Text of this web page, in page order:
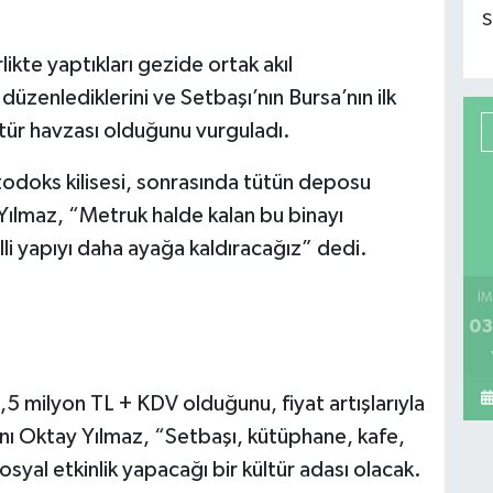
yaptıkları gezide ortak akıl
ve Setbaşı’nın Bursa’nın ilk
havzası olduğunu vurguladı.
kilisesi, sonrasında tütün deposu
“Metruk halde kalan bu binayı
daha ayağa kaldıracağız” dedi.
milyon TL + KDV olduğunu, fiyat artışlarıyla
Oktay Yılmaz, “Setbaşı, kütüphane, kafe,
etkinlik yapacağı bir kültür adası olacak.